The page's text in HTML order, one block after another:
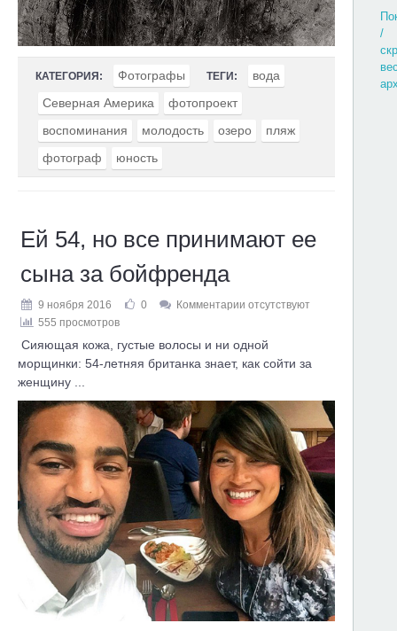
/
КАТЕГОРИЯ: Фотографы ТЕГИ:
вода
Северная Америка
фотопроект
воспоминания
молодость озеро
пляж
фотограф
юность
Ей 54, но все принимают ее
сына за бойфренда
9 ноября 2016 0
Комментарии отсутствуют
555 просмотров
Сияющая кожа, густые волосы и ни одной
морщинки: 54-летняя британка знает, как сойти за
женщину ...